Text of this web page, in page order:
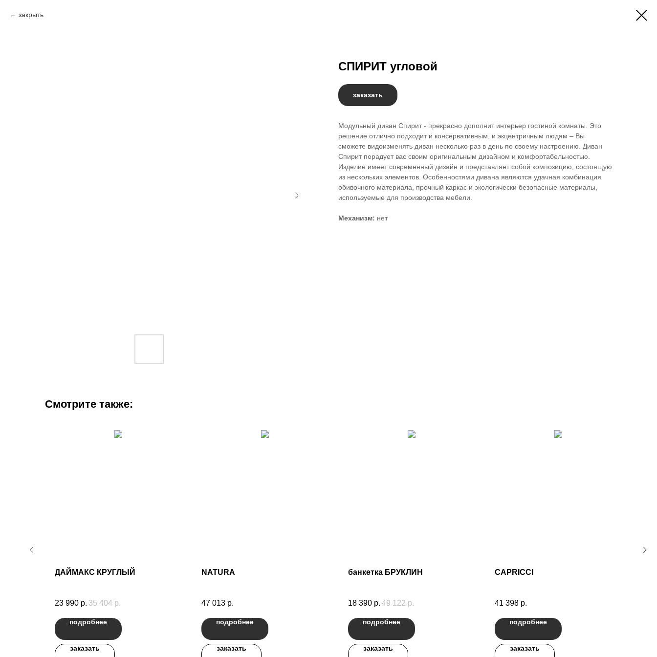
закрыть
СПИРИТ угловой
заказать
Модульный диван Спирит - прекрасно дополнит интерьер гостиной комнаты. Это
решение отлично подходит и консервативным, и экцентричным людям – Вы
сможете видоизменять диван несколько раз в день по своему настроению. Диван
Спирит порадует вас своим оригинальным дизайном и комфортабельностью.
Изделие имеет современный дизайн и представляет собой композицию, состоящую
из нескольких элементов. Особенностями дивана являются удачная комбинация
обивочного материала, прочный каркас и экологически безопасные материалы,
используемые для производства мебели.
Механизм: нет
Смотрите также:
ДАЙМАКС КРУГЛЫЙ
23 990 р. 35 404 р.
подробнее
заказать
NATURA
47 013 р.
подробнее
заказать
банкетка БРУКЛИН
18 390 р. 49 122 р.
подробнее
заказать
CAPRICCI
41 398 р.
подробнее
заказать